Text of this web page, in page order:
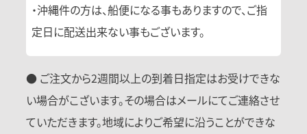
・沖縄件の方は、船便になる事もありますので、ご指
定日に配送出来ない事もございます。
● ご注文から2週間以上の到着日指定はお受けできな
い場合がこざいます。その場合はメールにてご連絡させ
ていただきます。地域によりご希望に沿うことができな